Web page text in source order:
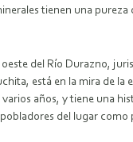
tienen una pureza
del Río Durazno,
está en la mira de la
años, y tiene una
del lugar como